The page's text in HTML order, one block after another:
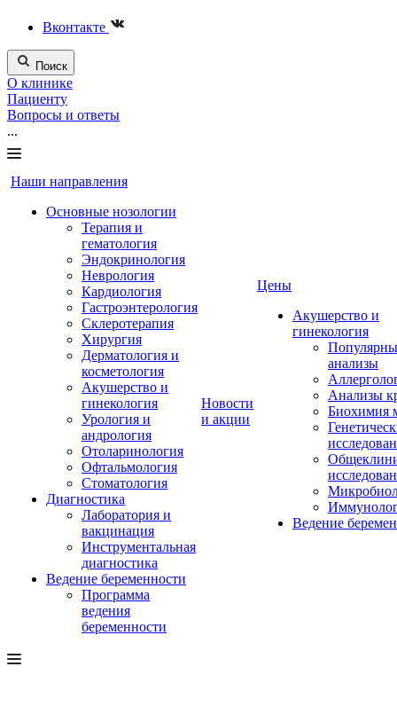
Вконтакте
Поиск
О клинике
Пациенту
Вопросы и ответы
...
Наши направления
Основные нозологии
Терапия и
гематология
Эндокринология
Неврология
Кардиология
Гастроэнтерология
Склеротерапия
Хирургия
Дерматология и
косметология
Акушерство и
гинекология
Урология и
андрология
Отоларинология
Офтальмология
Стоматология
Диагностика
Лаборатория и
вакцинация
Инструментальная
диагностика
Ведение беременности
Программа
ведения
беременности
Новости
и акции
Цены
Акушерство и
гинекология
анализы
Анализы
Биохимия
Ведение